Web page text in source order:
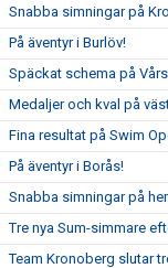
Snabba simningar på
På äventyr i Burlöv!
Späckat schema på
Medaljer och kval på
Fina resultat på Swim
På äventyr i Borås!
Snabba simningar på
Tre nya Sum-simmare
Team Kronoberg slutar